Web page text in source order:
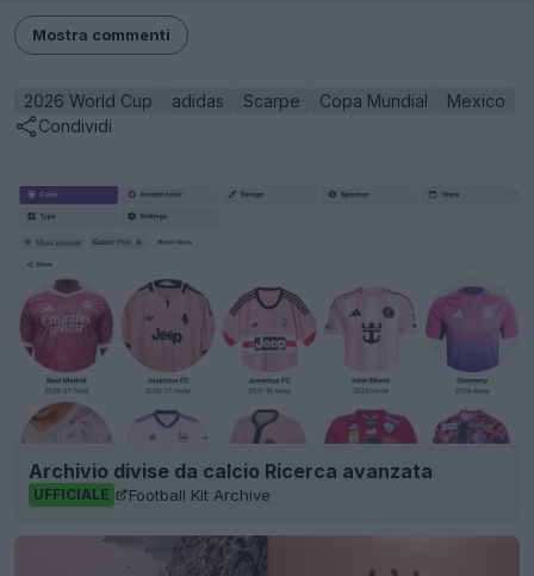
Mostra commenti
2026 World Cup adidas Scarpe Copa Mundial
Mexico
Condividi
Archivio divise da calcio Ricerca avanzata
UFFICIALE Football Kit Archive